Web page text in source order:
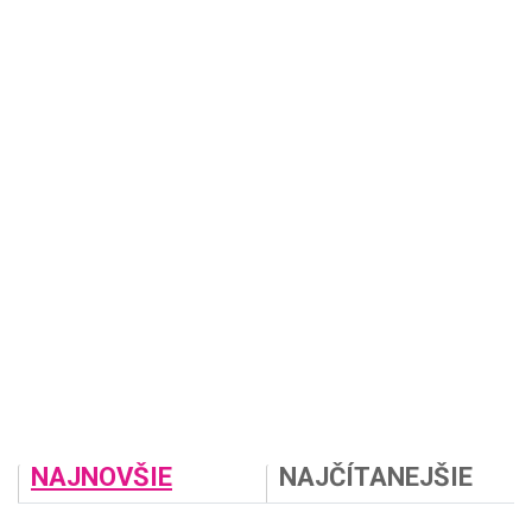
NAJNOVŠIE NAJČÍTANEJŠIE